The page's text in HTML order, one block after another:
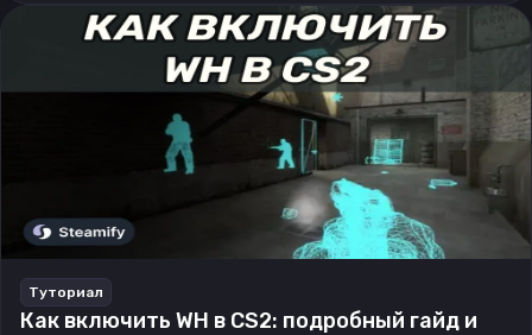
Туториал
Как включить WH в CS2: подробный гайд и